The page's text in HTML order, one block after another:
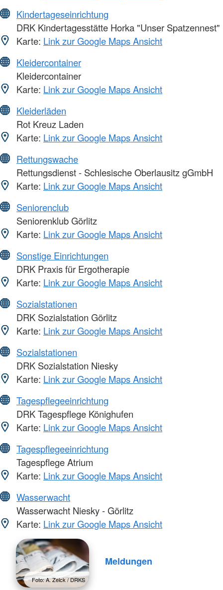
Kindertageseinrichtung
DRK Kindertagesstätte Horka "Unser Spatzennest"
Karte: Link zur Google Maps Ansicht
Kleidercontainer
Kleidercontainer
Karte: Link zur Google Maps Ansicht
Kleiderläden
Rot Kreuz Laden
Karte: Link zur Google Maps Ansicht
Rettungswache
Rettungsdienst - Schlesische Oberlausitz gGmbH
Karte: Link zur Google Maps Ansicht
Seniorenclub
Seniorenklub Görlitz
Karte: Link zur Google Maps Ansicht
Sonstige Einrichtungen
DRK Praxis für Ergotherapie
Karte: Link zur Google Maps Ansicht
Sozialstationen
DRK Sozialstation Görlitz
Karte: Link zur Google Maps Ansicht
Sozialstationen
DRK Sozialstation Niesky
Karte: Link zur Google Maps Ansicht
Tagespflegeeinrichtung
DRK Tagespflege Könighufen
Karte: Link zur Google Maps Ansicht
Tagespflegeeinrichtung
Tagespflege Atrium
Karte: Link zur Google Maps Ansicht
Wasserwacht
Wasserwacht Niesky - Görlitz
Karte: Link zur Google Maps Ansicht
Foto: A. Zelck / DRKS
Meldungen